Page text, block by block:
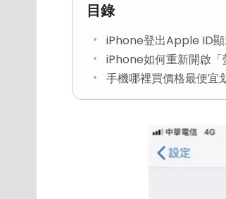
目錄
iPhone登出Apple ID顯
iPhone如何重新開啟「
手機哪裡買價格最便宜